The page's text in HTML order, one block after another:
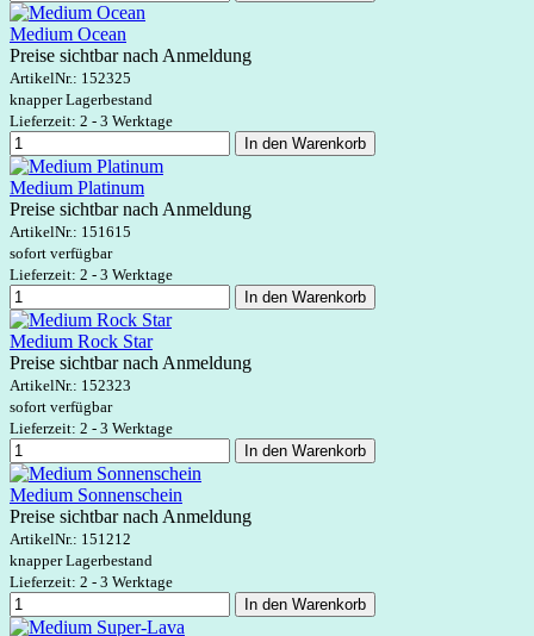
Medium Ocean
Preise sichtbar nach Anmeldung
ArtikelNr.: 152325
knapper Lagerbestand
Lieferzeit: 2 - 3 Werktage
In den Warenkorb
Medium Platinum
Preise sichtbar nach Anmeldung
ArtikelNr.: 151615
sofort verfügbar
Lieferzeit: 2 - 3 Werktage
In den Warenkorb
Medium Rock Star
Preise sichtbar nach Anmeldung
ArtikelNr.: 152323
sofort verfügbar
Lieferzeit: 2 - 3 Werktage
In den Warenkorb
Medium Sonnenschein
Preise sichtbar nach Anmeldung
ArtikelNr.: 151212
knapper Lagerbestand
Lieferzeit: 2 - 3 Werktage
In den Warenkorb